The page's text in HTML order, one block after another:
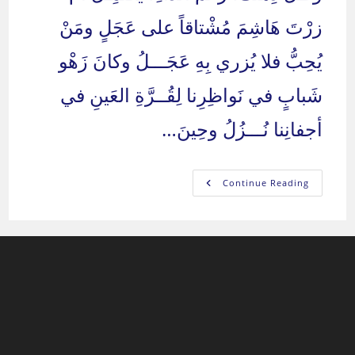
زرْتَ هَاشِمَ مُشْتاقاً على عَجَلٍ ومَنْ
يُحِبُّ فلا يُزري بِهِ عَجَـــلُ وكانَ زَهْو
شَبابٍ في نَواظِرِنا لِقُــرَّةِ العَينِ في
أجفانِنا نُـــزُلُ وحِينَ…
Continue Readingأبا
هاشم
28/2/2022